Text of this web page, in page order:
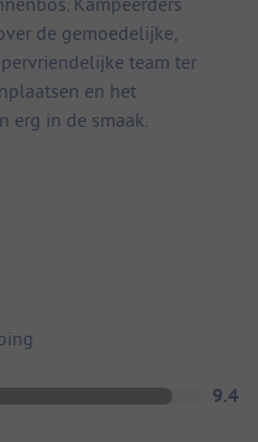
de gemoedelijke,
team ter
en het
erg in de smaak.
9.4